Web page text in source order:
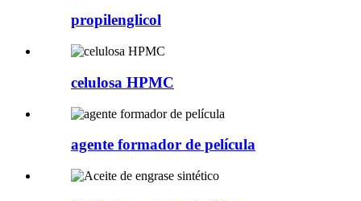
propilenglicol
celulosa HPMC
agente formador de película